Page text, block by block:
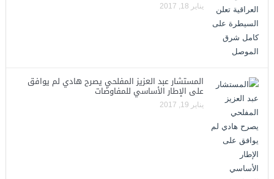
يناير 18, 2017
المستشار عبد العزيز المفلحي يصرح هادي لم يوافق
على الإطار الأساسي للمفاوضات
يناير 19, 2017